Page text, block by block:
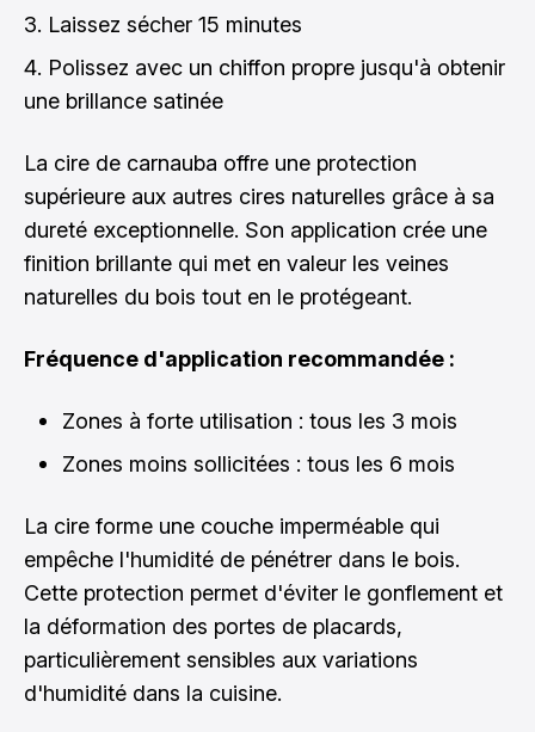
Laissez sécher 15 minutes
Polissez avec un chiffon propre jusqu'à obtenir
une brillance satinée
La cire de carnauba offre une protection
supérieure aux autres cires naturelles grâce à sa
dureté exceptionnelle. Son application crée une
finition brillante qui met en valeur les veines
naturelles du bois tout en le protégeant.
Fréquence d'application recommandée :
Zones à forte utilisation : tous les 3 mois
Zones moins sollicitées : tous les 6 mois
La cire forme une couche imperméable qui
empêche l'humidité de pénétrer dans le bois.
Cette protection permet d'éviter le gonflement et
la déformation des portes de placards,
particulièrement sensibles aux variations
d'humidité dans la cuisine.